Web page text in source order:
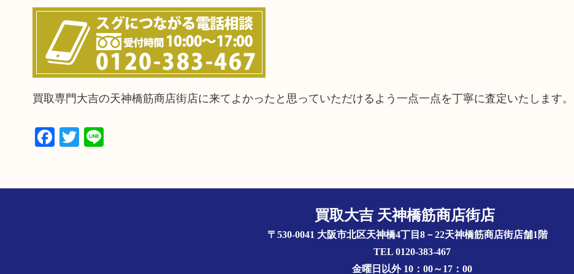
買取専門大吉の天神橋筋商店街店に来てよかったと思っていただけるよう一点一点を丁寧に査定いたします。
Facebook
Twitter
Line
買取大吉 天神橋筋商店街店
〒530-0041 大阪市北区天神橋4丁目8－22天神橋筋商店街店舗1階
TEL 0120-383-467
金曜日以外 10：00～17：00